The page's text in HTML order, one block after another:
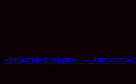
«Забытые посылки» —